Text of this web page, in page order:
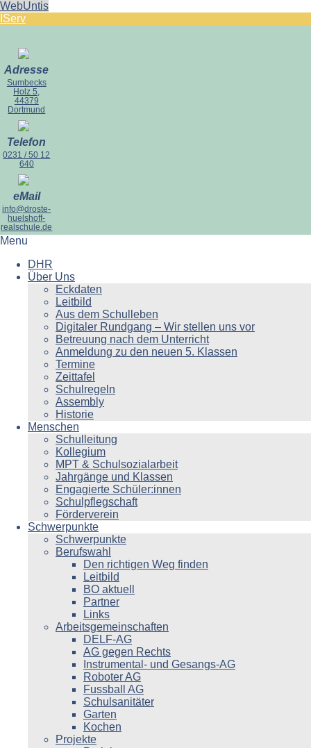
WebUntis
IServ
Adresse
Sumbecks
Holz 5,
44379
Dortmund
Telefon
0231 / 50 12
640
eMail
info@droste-
huelshoff-
realschule.de
Menu
DHR
Über Uns
Eckdaten
Leitbild
Aus dem Schulleben
Digitaler Rundgang – Wir stellen uns vor
Betreuung nach dem Unterricht
Anmeldung zu den neuen 5. Klassen
Termine
Zeittafel
Schulregeln
Assembly
Historie
Menschen
Schulleitung
Kollegium
MPT & Schulsozialarbeit
Jahrgänge und Klassen
Engagierte Schüler:innen
Schulpflegschaft
Förderverein
Schwerpunkte
Schwerpunkte
Berufswahl
Den richtigen Weg finden
Leitbild
BO aktuell
Partner
Links
Arbeitsgemeinschaften
DELF-AG
AG gegen Rechts
Instrumental- und Gesangs-AG
Roboter AG
Fussball AG
Schulsanitäter
Garten
Kochen
Projekte